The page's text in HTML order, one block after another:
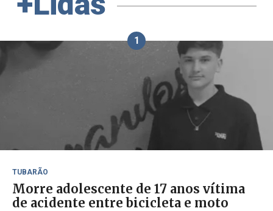
1
TUBARÃO
Morre adolescente de 17 anos vítima
de acidente entre bicicleta e moto